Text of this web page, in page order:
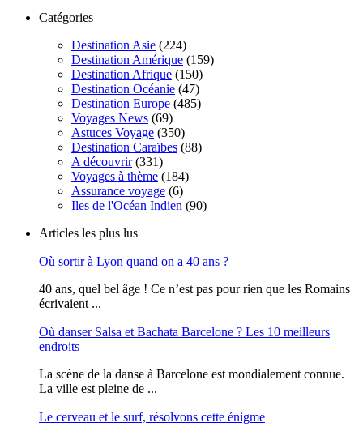
Catégories
Destination Asie (224)
Destination Amérique (159)
Destination Afrique (150)
Destination Océanie (47)
Destination Europe (485)
Voyages News (69)
Astuces Voyage (350)
Destination Caraïbes (88)
A découvrir(331)
Voyages à thème (184)
Assurance voyage (6)
Iles de l'Océan Indien (90)
Articles les plus lus
Où sortir à Lyon quand on a 40 ans ?
40 ans, quel bel âge ! Ce n’est pas pour rien que les Romains
écrivaient ...
Où danser Salsa et Bachata Barcelone ? Les 10 meilleurs
endroits
La scène de la danse à Barcelone est mondialement connue.
La ville est pleine de ...
Le cerveau et le surf, résolvons cette énigme